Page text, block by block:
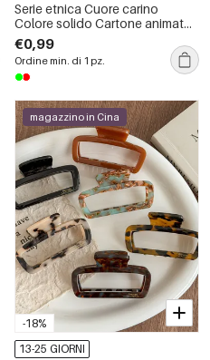
Serie etnica Cuore carino
Colore solido Cartone animato
Natale Artigli per capelli in PVC
€0,99
Ordine min. di 1 pz.
-18%
magazzino in Cina
13-25 GIORNI